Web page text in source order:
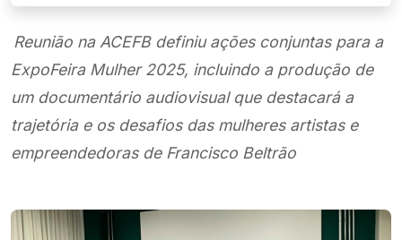
Reunião na ACEFB definiu ações conjuntas para a
ExpoFeira Mulher 2025, incluindo a produção de
um documentário audiovisual que destacará a
trajetória e os desafios das mulheres artistas e
empreendedoras de Francisco Beltrão